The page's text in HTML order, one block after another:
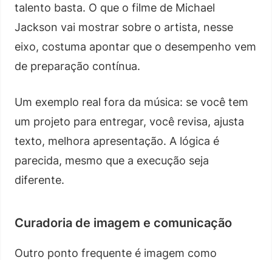
talento basta. O que o filme de Michael
Jackson vai mostrar sobre o artista, nesse
eixo, costuma apontar que o desempenho vem
de preparação contínua.
Um exemplo real fora da música: se você tem
um projeto para entregar, você revisa, ajusta
texto, melhora apresentação. A lógica é
parecida, mesmo que a execução seja
diferente.
Curadoria de imagem e comunicação
Outro ponto frequente é imagem como